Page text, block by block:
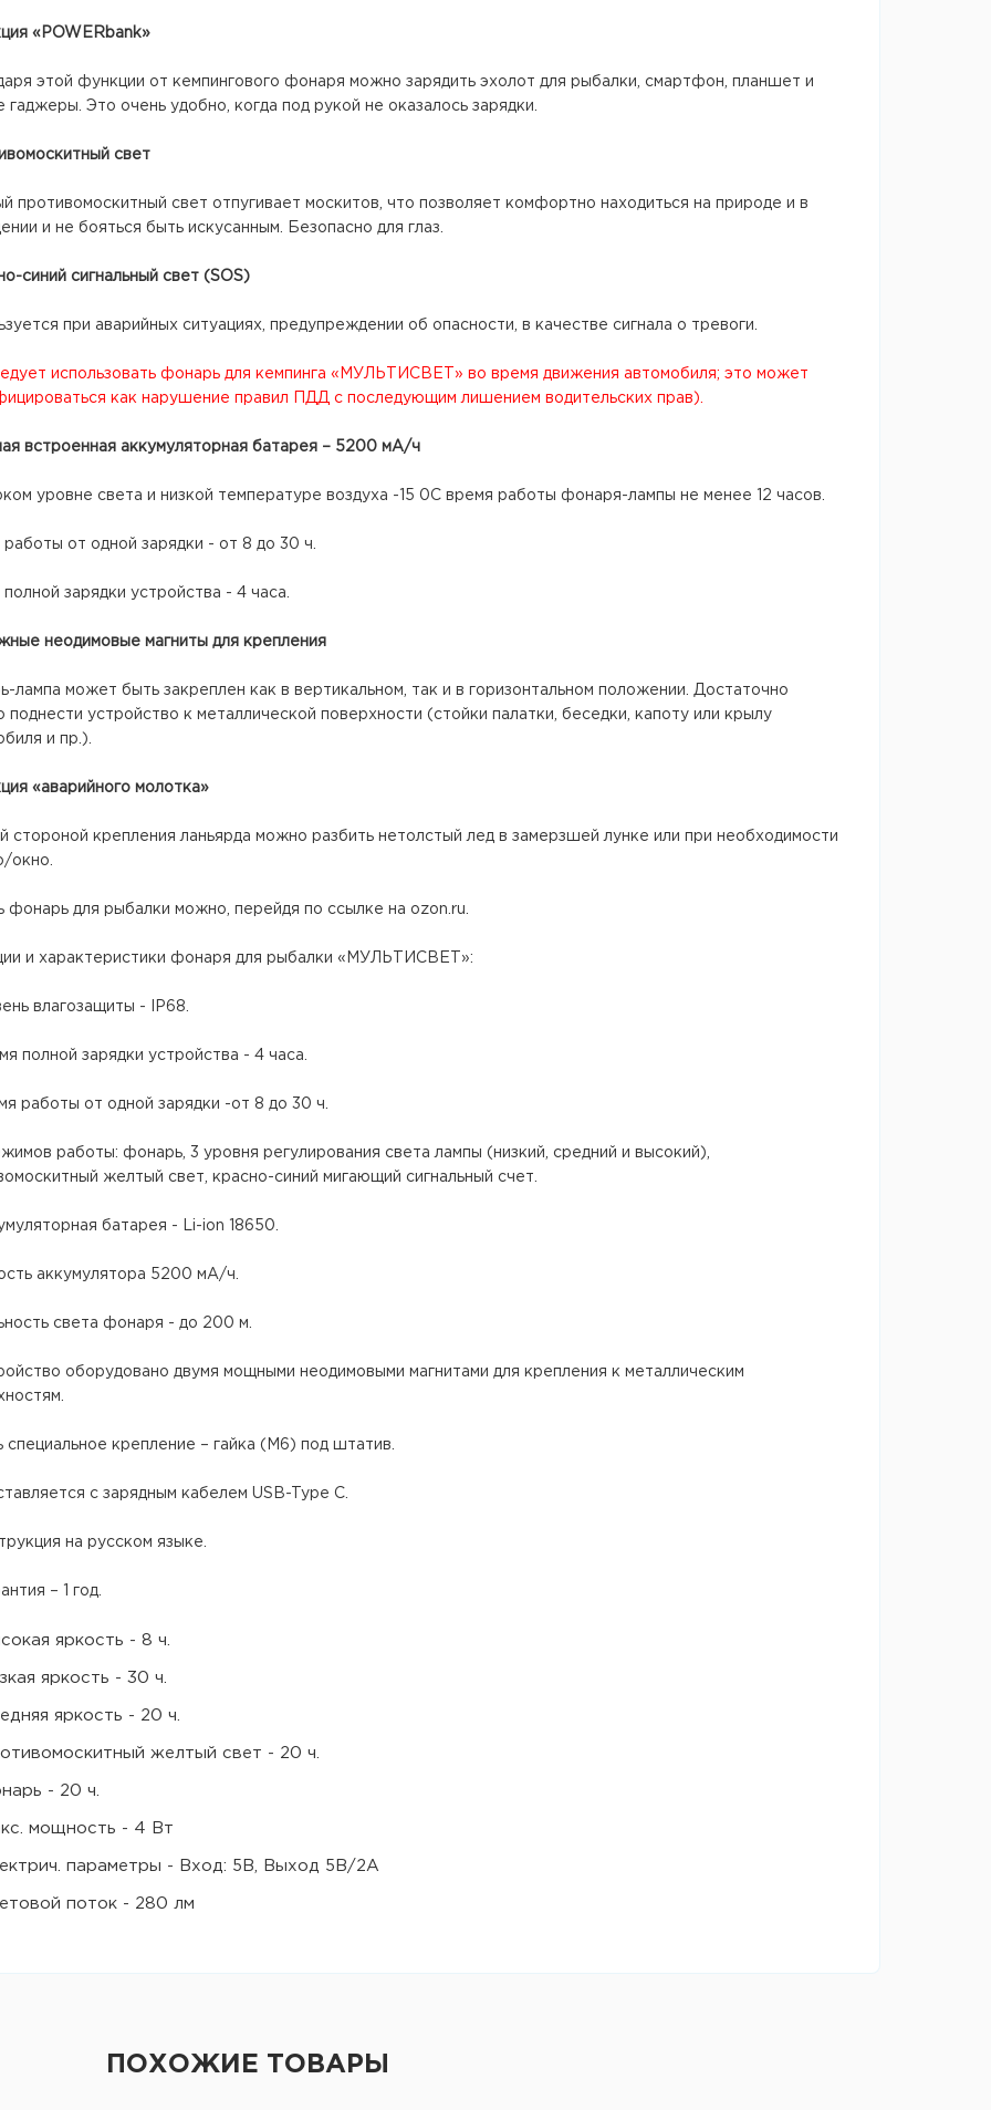
«POWERbank»
этой функции от кемпингового фонаря можно зарядить эхолот для рыбалки, смартфон, планшет и
гаджеры. Это очень удобно, когда под рукой не оказалось зарядки.
свет
противомоскитный свет отпугивает москитов, что позволяет комфортно находиться на природе и в
и не бояться быть искусанным. Безопасно для глаз.
синий сигнальный свет (SOS)
при аварийных ситуациях, предупреждении об опасности, в качестве сигнала о тревоги.
использовать фонарь для кемпинга «МУЛЬТИСВЕТ» во время движения автомобиля; это может
как нарушение правил ПДД с последующим лишением водительских прав).
встроенная аккумуляторная батарея – 5200 мА/ч
уровне света и низкой температуре воздуха -15 0С время работы фонаря-лампы не менее 12 часов.
работы от одной зарядки - от 8 до 30 ч.
зарядки устройства - 4 часа.
неодимовые магниты для крепления
лампа может быть закреплен как в вертикальном, так и в горизонтальном положении. Достаточно
поднести устройство к металлической поверхности (стойки палатки, беседки, капоту или крылу
и пр.).
«аварийного молотка»
стороной крепления ланьярда можно разбить нетолстый лед в замерзшей лунке или при необходимости
окно.
фонарь для рыбалки можно, перейдя по ссылке на ozon.ru.
и характеристики фонаря для рыбалки «МУЛЬТИСВЕТ»:
влагозащиты - IP68.
полной зарядки устройства - 4 часа.
работы от одной зарядки -от 8 до 30 ч.
работы: фонарь, 3 уровня регулирования света лампы (низкий, средний и высокий),
желтый свет, красно-синий мигающий сигнальный счет.
батарея - Li-ion 18650.
аккумулятора 5200 мА/ч.
света фонаря - до 200 м.
оборудовано двумя мощными неодимовыми магнитами для крепления к металлическим
специальное крепление – гайка (М6) под штатив.
с зарядным кабелем USB-Type C.
на русском языке.
– 1 год.
яркость - 8 ч.
яркость - 30 ч.
яркость - 20 ч.
желтый свет - 20 ч.
- 20 ч.
мощность - 4 Вт
параметры - Вход: 5В, Выход 5В/2А
поток - 280 лм
ПОХОЖИЕ ТОВАРЫ